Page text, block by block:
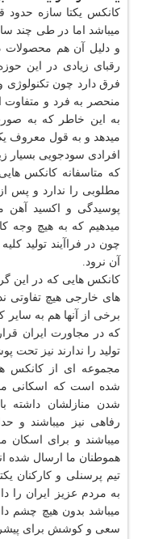
میباشد اما در طی چند
و دلیل آن هم
رقبای زیادی در این
فرق دارد چون تکنولوژی
منحصر به فرد و متفاوت
به این خاطر که به
میدهد و به قول معروف
افرادی سودجویی بسیار
که متاسفانه کانکس هایی
مطلوبی را ندارد و پس
پوسیدگی و اکسید آهن
میدهیم که به هیچ وجه
چون در فراآیند تولید
آن نرود.
کانکس هایی که در این
های خارجی هیچ تفاوتی
برخی از آنها هم به
که در مجاورت ایران قرار
تولید را ندارند نیز
مجموعه ای از کانکس
شده است که اسکانی
شدن منازلشان داشته
رفاهی نیز میباشند و
میباشند و برای اسکان
هموطنان ما ارسال شده
تیم پرسنلی و کارکنان
به مردم عزیز ایران را
میباشد بدون هیچ چشم
سعی و کوشش برای